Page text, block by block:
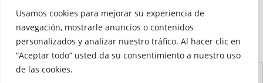
Usamos cookies para mejorar su experiencia de
navegación, mostrarle anuncios o contenidos
personalizados y analizar nuestro tráfico. Al hacer clic en
“Aceptar todo” usted da su consentimiento a nuestro uso
de las cookies.
Medio auditado por